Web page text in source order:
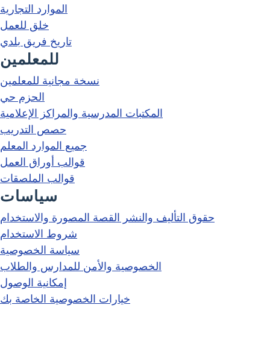
الموارد التجارية
خلق للعمل
تاريخ فريق بلدي
للمعلمين
نسخة مجانية للمعلمين
الحزم حي
المكتبات المدرسية والمراكز الإعلامية
حصص التدريب
جميع الموارد المعلم
قوالب أوراق العمل
قوالب الملصقات
سياسات
حقوق التأليف والنشر القصة المصورة والاستخدام
شروط الاستخدام
سياسة الخصوصية
الخصوصية والأمن للمدارس والطلاب
إمكانية الوصول
خيارات الخصوصية الخاصة بك